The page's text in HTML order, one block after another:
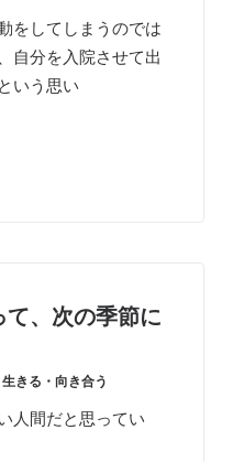
をしてしまうのでは
自分を入院させて出
いう思い
、次の季節に
きる・向き合う
人間だと思ってい